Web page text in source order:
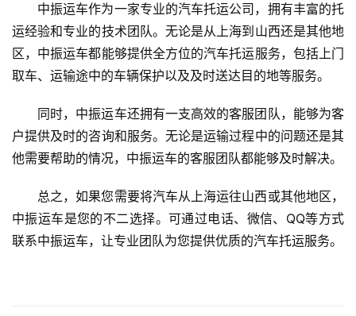
中振运车作为一家专业的汽车托运公司，拥有丰富的托
运经验和专业的技术团队。无论是从上海到山西还是其他地
区，中振运车都能够提供全方位的汽车托运服务，包括上门
取车、运输途中的车辆保护以及及时送达目的地等服务。
同时，中振运车还拥有一支高效的客服团队，能够为客
户提供及时的咨询和服务。无论是运输过程中的问题还是其
他需要帮助的情况，中振运车的客服团队都能够及时解决。
总之，如果您需要将汽车从上海运往山西或其他地区，
中振运车是您的不二选择。可通过电话、微信、QQ等方式
联系中振运车，让专业团队为您提供优质的汽车托运服务。